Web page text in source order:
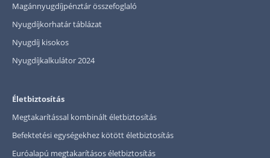
Magánnyugdíjpénztár összefoglaló
Nyugdíjkorhatár táblázat
Nyugdíj kisokos
Nyugdíjkalkulátor 2024
Életbiztosítás
Megtakarítással kombinált életbiztosítás
Befektetési egységekhez kötött életbiztosítás
Euróalapú megtakarításos életbiztosítás